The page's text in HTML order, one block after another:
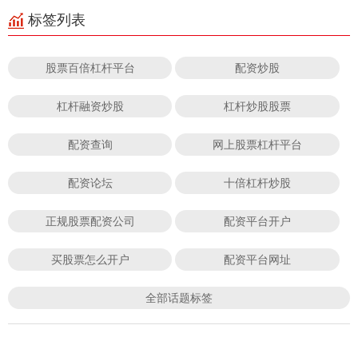
标签列表
股票百倍杠杆平台 配资炒股
杠杆融资炒股 杠杆炒股股票
配资查询 网上股票杠杆平台
配资论坛 十倍杠杆炒股
正规股票配资公司 配资平台开户
买股票怎么开户 配资平台网址
全部话题标签